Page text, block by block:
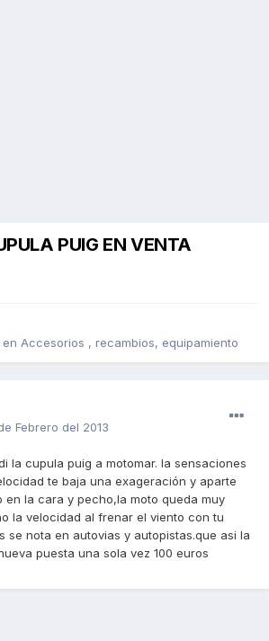
PUIG EN VENTA
en Accesorios , recambios, equipamiento
Febrero del 2013
la cupula puig a motomar. la sensaciones
te baja una exageración y aparte
en la cara y pecho,la moto queda muy
la velocidad al frenar el viento con tu
se nota en autovias y autopistas.que asi la
puesta una sola vez 100 euros